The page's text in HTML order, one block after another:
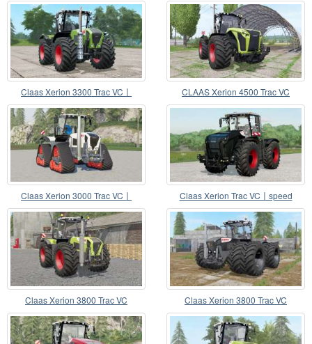
Claas Xerion 3300 Trac VC〡
diferente configs pneu
CLAAS Xerion 4500 Trac VC
Claas Xerion 3000 Trac VC〡
QuadTrac
Claas Xerion Trac VC〡speed
alterado para 80 km-h
Claas Xerion 3800 Trac VC Claas Xerion 3800 Trac VC